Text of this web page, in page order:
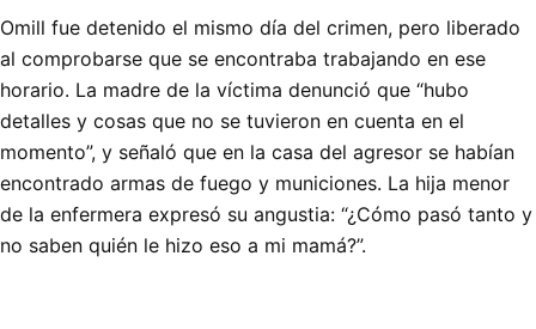
Omill fue detenido el mismo día del crimen, pero liberado
al comprobarse que se encontraba trabajando en ese
horario. La madre de la víctima denunció que “hubo
detalles y cosas que no se tuvieron en cuenta en el
momento”, y señaló que en la casa del agresor se habían
encontrado armas de fuego y municiones. La hija menor
de la enfermera expresó su angustia: “¿Cómo pasó tanto y
no saben quién le hizo eso a mi mamá?”.